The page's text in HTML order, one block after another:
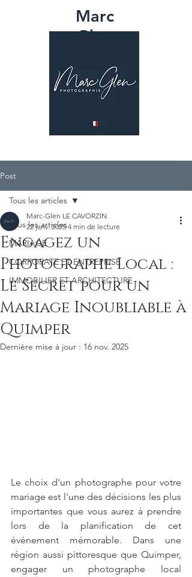
Marc
Glen
Post
Tous les articles
MARIAGE
CORPORATE ET ENTREPRISE
IMMOBILIER ET ARCHITECTURE
Tous les articles
Engagez un
Photographe Local :
Le Secret pour un
Mariage Inoubliable à
Quimper
Marc-Glen LE CAVORZIN
22 janv. 2025 4 min de lecture
Dernière mise à jour : 16 nov. 2025
Le choix d'un photographe pour votre
mariage est l'une des décisions les plus
importantes que vous aurez à prendre
lors de la planification de cet
événement mémorable. Dans une
région aussi pittoresque que Quimper,
engager un photographe local